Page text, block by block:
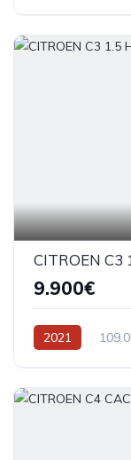
CITROEN C3
9.900€
2021